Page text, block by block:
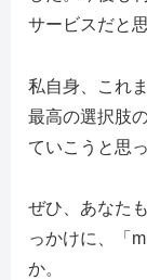
サービスだと
私自身、これ
最高の選択肢
ていこうと思
ぜひ、あなた
っかけに、「
か。